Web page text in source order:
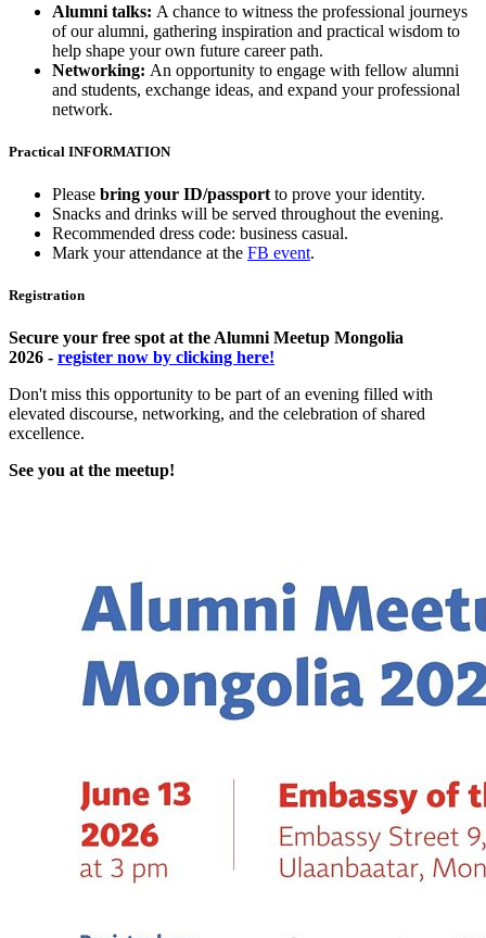
Alumni talks: A chance to witness the professional journeys
of our alumni, gathering inspiration and practical wisdom to
help shape your own future career path.
Networking: An opportunity to engage with fellow alumni
and students, exchange ideas, and expand your professional
network.
Practical INFORMATION
Please bring your ID/passport to prove your identity.
Snacks and drinks will be served throughout the evening.
Recommended dress code: business casual.
Mark your attendance at the FB event.
Registration
Secure your free spot at the Alumni Meetup Mongolia
2026 - register now by clicking here!
Don't miss this opportunity to be part of an evening filled with
elevated discourse, networking, and the celebration of shared
excellence.
See you at the meetup!